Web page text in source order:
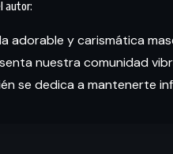
adorable y carismática
nuestra comunidad
se dedica a mantenerte